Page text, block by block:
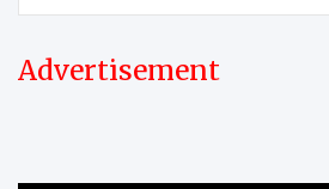
Advertisement